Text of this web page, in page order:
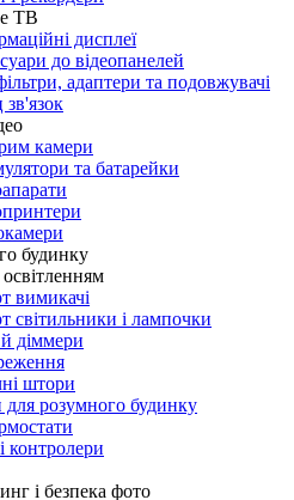
ТВ
дисплеї
до відеопанелей
адаптери та подовжувачі
камери
та батарейки
будинку
вимикачі
світильники і лампочки
діммери
штори
розумного будинку
контролери